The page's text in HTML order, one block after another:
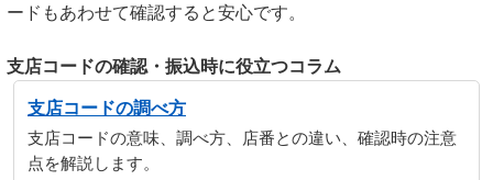
ードもあわせて確認すると安心です。
支店コードの確認・振込時に役立つコラム
支店コードの調べ方
支店コードの意味、調べ方、店番との違い、確認時の注意
点を解説します。